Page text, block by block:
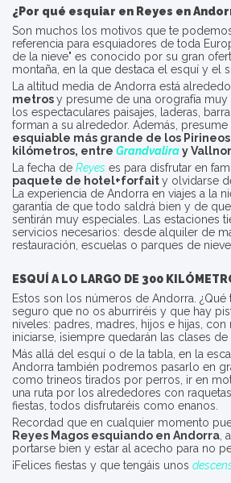
¿Por qué esquiar en Reyes en
Son muchos los motivos que te
referencia para esquiadores de toda
de la nieve" es conocido por su gran
montaña, en la que destaca el esquí y el
La altitud media de Andorra está
metrosy presume de una orografía muy
los espectaculares paisajes, laderas,
forman a su alrededor. Además, presume
esquiable más grande de los Pirineos
kilómetros, entre Grandvaliray
La fecha de Reyes es para disfrutar en
paquete de hotel+forfaity olvidarse
La experiencia de Andorra en viajes a la
garantía de que todo saldrá bien y de
sentirán muy especiales. Las estaciones
servicios necesarios: desde alquiler de
restauración, escuelas o parques de nieve.
ESQUÍ A LO LARGO DE 300
Estos son los números de Andorra. ¿Qué
seguro que no os aburriréis y que hay
niveles: padres, madres, hijos e hijas, con
iniciarse, ¡siempre quedarán las clases de
Más allá del esquí o de la tabla, en la
Andorra también podremos pasarlo en
como trineos tirados por perros, ir en
una ruta por los alrededores con
fiestas, todos disfrutaréis como enanos.
Recordad que en cualquier momento
Reyes Magos esquiando en Andorra ,
portarse bien y estar al acecho para no
¡Felices fiestas y que tengáis unos